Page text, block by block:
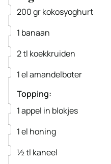
▢
200grkokosyoghurt
▢
1 banaan
▢
2tl koekkruiden
▢
1elamandelboter
Topping:
▢
1appel in blokjes
▢
1el honing
▢
½tl kaneel